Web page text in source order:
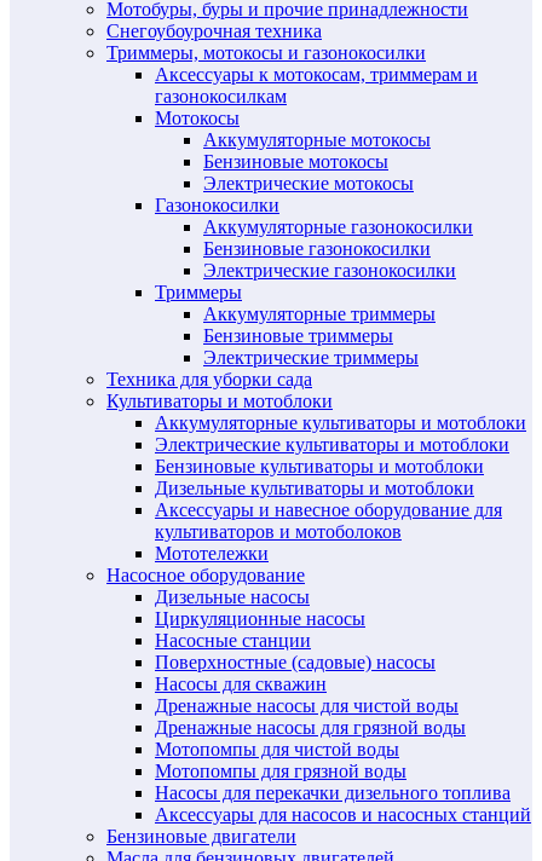
Мотобуры, буры и прочие принадлежности
Снегоубоурочная техника
Триммеры, мотокосы и газонокосилки
Аксессуары к мотокосам, триммерам и
газонокосилкам
Мотокосы
Аккумуляторные мотокосы
Бензиновые мотокосы
Электрические мотокосы
Газонокосилки
Аккумуляторные газонокосилки
Бензиновые газонокосилки
Электрические газонокосилки
Триммеры
Аккумуляторные триммеры
Бензиновые триммеры
Электрические триммеры
Техника для уборки сада
Культиваторы и мотоблоки
Аккумуляторные культиваторы и мотоблоки
Электрические культиваторы и мотоблоки
Бензиновые культиваторы и мотоблоки
Дизельные культиваторы и мотоблоки
Аксессуары и навесное оборудование для
культиваторов и мотоболоков
Мототележки
Насосное оборудование
Дизельные насосы
Циркуляционные насосы
Насосные станции
Поверхностные (садовые) насосы
Насосы для скважин
Дренажные насосы для чистой воды
Дренажные насосы для грязной воды
Мотопомпы для чистой воды
Мотопомпы для грязной воды
Насосы для перекачки дизельного топлива
Аксессуары для насосов и насосных станций
Бензиновые двигатели